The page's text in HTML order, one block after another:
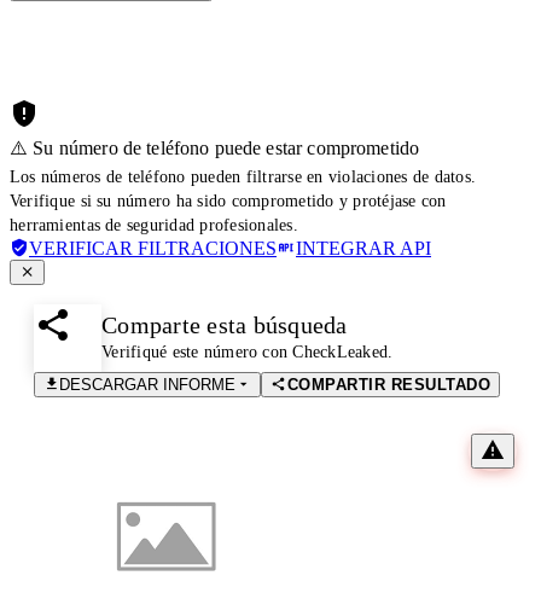
⚠️ Su número de teléfono puede estar comprometido
Los números de teléfono pueden filtrarse en violaciones de datos.
Verifique si su número ha sido comprometido y protéjase con
herramientas de seguridad profesionales.
VERIFICAR FILTRACIONES INTEGRAR API
Comparte esta búsqueda
Verifiqué este número con CheckLeaked.
DESCARGAR INFORME
COMPARTIR RESULTADO